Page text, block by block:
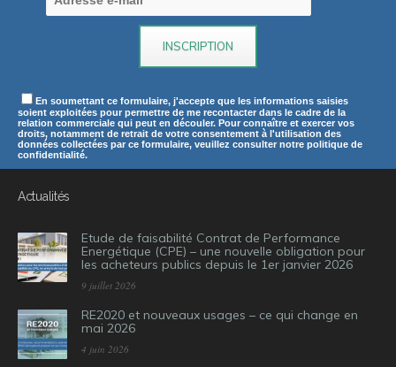
En soumettant ce formulaire, j'accepte que les informations saisies
soient exploitées pour permettre de me recontacter dans le cadre de la
relation commerciale qui peut en découler. Pour connaître et exercer vos
droits, notamment de retrait de votre consentement à l'utilisation des
données collectées par ce formulaire, veuillez consulter notre politique de
confidentialité.
Actualités
Etude de faisabilité Contrat de Performance
Energétique (CPE) – une nouvelle obligation pour
les acheteurs publics depuis le 1er janvier 2026
9 juillet 2026
RE2020 et nouveaux usages – ce qui change en
mai 2026
4 juin 2026